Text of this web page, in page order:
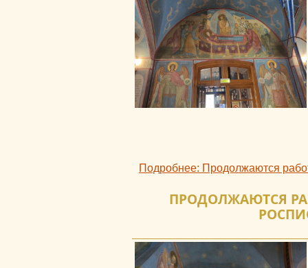
Подробнее: Продолжаются
ПРОДОЛЖАЮТСЯ